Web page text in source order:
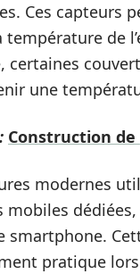
Ces capteurs
température de
certaines
une
Construction de
modernes
mobiles
smartphone.
pratique